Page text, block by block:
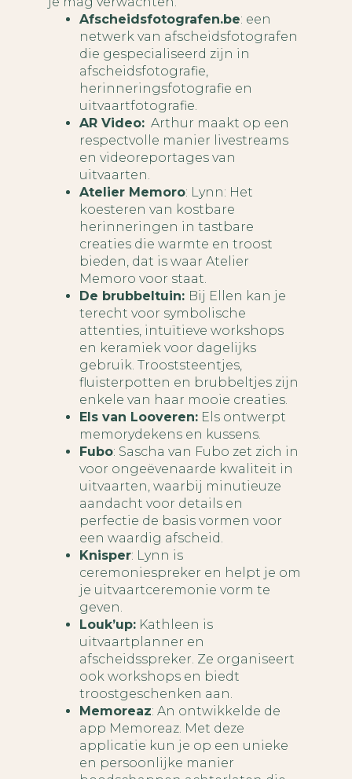
Afscheidsfotografen.be: een
netwerk van afscheidsfotografen
die gespecialiseerd zijn in
afscheidsfotografie,
herinneringsfotografie en
uitvaartfotografie.
AR Video: Arthur maakt op een
respectvolle manier livestreams
en videoreportages van
uitvaarten.
Atelier Memoro: Lynn: Het
koesteren van kostbare
herinneringen in tastbare
creaties die warmte en troost
bieden, dat is waar Atelier
Memoro voor staat.
De brubbeltuin: Bij Ellen kan je
terecht voor symbolische
attenties, intuïtieve workshops
en keramiek voor dagelijks
gebruik. Trooststeentjes,
fluisterpotten en brubbeltjes zijn
enkele van haar mooie creaties.
Els van Looveren: Els ontwerpt
memorydekens en kussens.
Fubo: Sascha van Fubo zet zich in
voor ongeëvenaarde kwaliteit in
uitvaarten, waarbij minutieuze
aandacht voor details en
perfectie de basis vormen voor
een waardig afscheid.
Knisper: Lynn is
ceremoniespreker en helpt je om
je uitvaartceremonie vorm te
geven.
Louk’up: Kathleen is
uitvaartplanner en
afscheidsspreker. Ze organiseert
ook workshops en biedt
troostgeschenken aan.
Memoreaz: An ontwikkelde de
app Memoreaz. Met deze
applicatie kun je op een unieke
en persoonlijke manier